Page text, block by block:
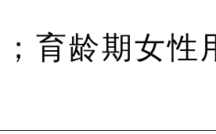
；育龄期女